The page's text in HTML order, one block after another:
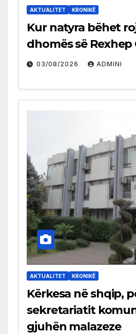
AKTUALITET KRONIKË
Kur natyra bëhet
dhomës së Rexhep
03/08/2026 ADMINI
AKTUALITET KRONIKË
Kërkesa në shqip,
sekretariatit
gjuhën malazeze